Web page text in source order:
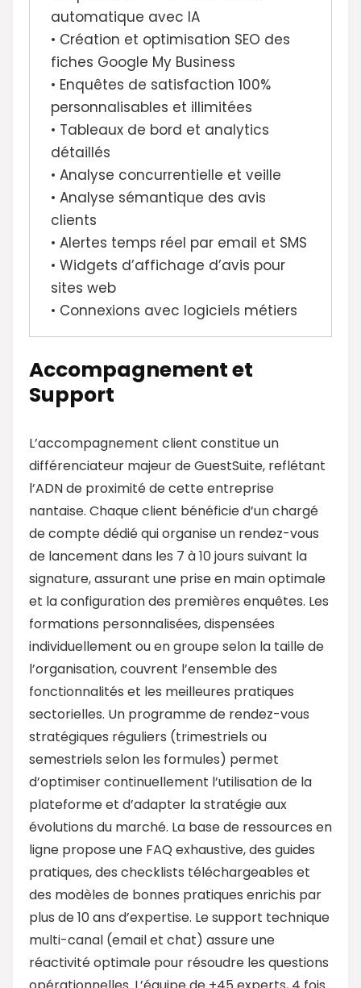
automatique avec IA
• Création et optimisation SEO des
fiches Google My Business
• Enquêtes de satisfaction 100%
personnalisables et illimitées
• Tableaux de bord et analytics
détaillés
• Analyse concurrentielle et veille
• Analyse sémantique des avis
clients
• Alertes temps réel par email et SMS
• Widgets d’affichage d’avis pour
sites web
• Connexions avec logiciels métiers
Accompagnement et
Support
L’accompagnement client constitue un
différenciateur majeur de GuestSuite, reflétant
l’ADN de proximité de cette entreprise
nantaise. Chaque client bénéficie d’un chargé
de compte dédié qui organise un rendez-vous
de lancement dans les 7 à 10 jours suivant la
signature, assurant une prise en main optimale
et la configuration des premières enquêtes. Les
formations personnalisées, dispensées
individuellement ou en groupe selon la taille de
l’organisation, couvrent l’ensemble des
fonctionnalités et les meilleures pratiques
sectorielles. Un programme de rendez-vous
stratégiques réguliers (trimestriels ou
semestriels selon les formules) permet
d’optimiser continuellement l’utilisation de la
plateforme et d’adapter la stratégie aux
évolutions du marché. La base de ressources en
ligne propose une FAQ exhaustive, des guides
pratiques, des checklists téléchargeables et
des modèles de bonnes pratiques enrichis par
plus de 10 ans d’expertise. Le support technique
multi-canal (email et chat) assure une
réactivité optimale pour résoudre les questions